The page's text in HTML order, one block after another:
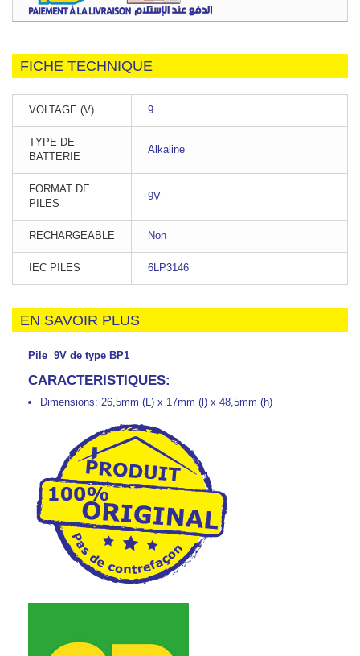
FICHE TECHNIQUE
VOLTAGE (V) 9
TYPE DE
BATTERIE
Alkaline
FORMAT DE
PILES
9V
RECHARGEABLE Non
IEC PILES 6LP3146
EN SAVOIR PLUS
Pile 9V de type BP1
CARACTERISTIQUES:
Dimensions: 26,5mm (L) x 17mm (l) x 48,5mm (h)